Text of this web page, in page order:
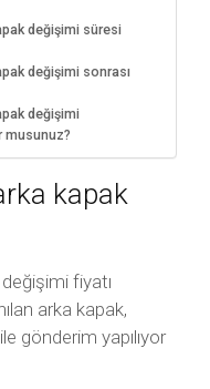
değişimi süresi
değişimi sonrası
değişimi
musunuz?
kapak
fiyatı
arka kapak,
gönderim yapılıyor